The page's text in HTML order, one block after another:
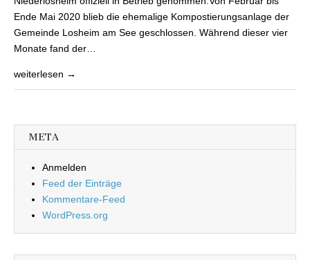
Ende Mai 2020 blieb die ehemalige Kompostierungsanlage der
Gemeinde Losheim am See geschlossen. Während dieser vier
Monate fand der…
weiterlesen →
META
Anmelden
Feed der Einträge
Kommentare-Feed
WordPress.org